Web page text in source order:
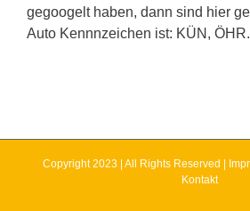
gegoogelt haben, dann sind hier
Auto Kennnzeichen ist: KÜN, ÖHR.
Copyright 2023 | All Rights Reserved |
Kontakt